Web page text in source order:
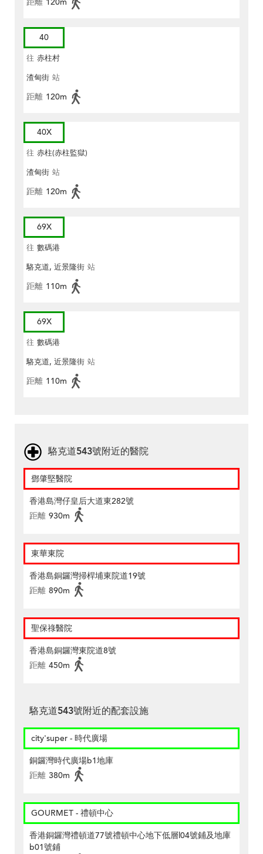
距離 120m
40
往 赤柱村
渣甸街 站
距離 120m
40X
往 赤柱(赤柱監獄)
渣甸街 站
距離 120m
69X
往 數碼港
駱克道, 近景隆街 站
距離 110m
69X
往 數碼港
駱克道, 近景隆街 站
距離 110m
駱克道543號附近的醫院
鄧肇堅醫院
香港島灣仔皇后大道東282號
距離 930m
東華東院
香港島銅鑼灣掃桿埔東院道19號
距離 890m
聖保祿醫院
香港島銅鑼灣東院道8號
距離 450m
駱克道543號附近的配套設施
city'super - 時代廣場
銅鑼灣時代廣場b1地庫
距離 380m
GOURMET - 禮頓中心
香港銅鑼灣禮頓道77號禮頓中心地下低層l04號鋪及地庫
b01號鋪